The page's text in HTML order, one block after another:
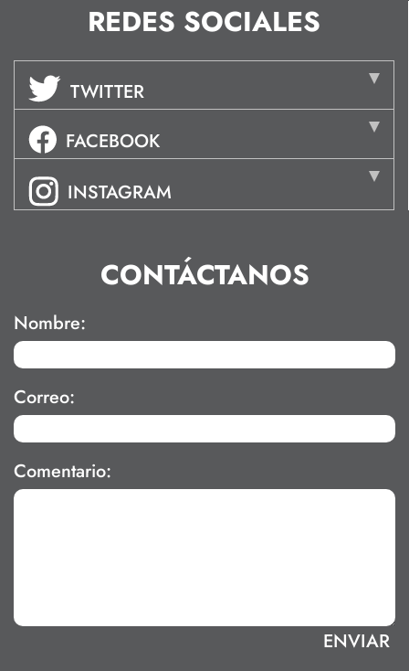
REDES SOCIALES
TWITTER
FACEBOOK
INSTAGRAM
CONTÁCTANOS
Nombre:
Correo:
Comentario: